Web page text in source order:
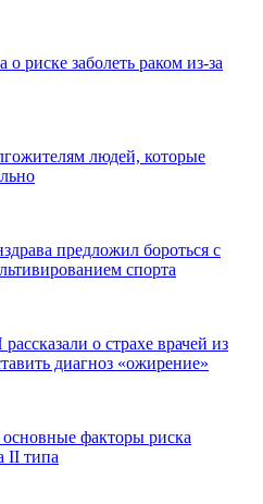
риске заболеть раком из-за
людей, которые
предложил бороться с
спорта
о страхе врачей из
диагноз «ожирение»
факторы риска
II типа